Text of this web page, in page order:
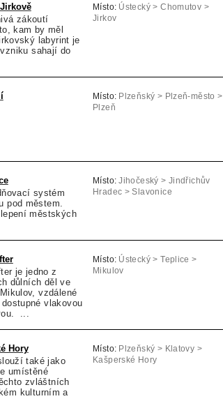
zákoutí
kam by měl
labyrint je
sahají do
Místo: Ústecký > Chomutov >
Jirkov
Místo: Plzeňský > Plzeň-město >
Plzeň
systém
pod městem.
městských
Místo: Jihočeský > Jindřichův
Hradec > Slavonice
je jedno z
důlních děl ve
vzdálené
vlakovou
...
Místo: Ústecký > Teplice >
Mikulov
Hory
také jako
umístěné
zvláštních
kulturním a
Místo: Plzeňský > Klatovy >
Kašperské Hory